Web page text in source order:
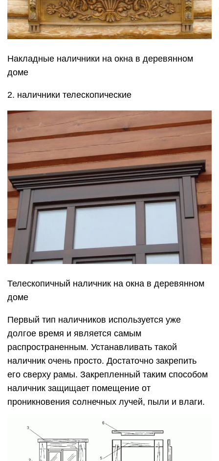
Накладные наличники на окна в деревянном
доме
2. наличники телескопические
Телескопичный наличник на окна в деревянном
доме
Первый тип наличников используется уже
долгое время и является самым
распространенным. Устанавливать такой
наличник очень просто. Достаточно закрепить
его сверху рамы. Закрепленный таким способом
наличник защищает помещение от
проникновения солнечных лучей, пыли и влаги.